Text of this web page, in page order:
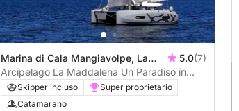
Marina di Cala Mangiavolpe, La
Maddalena, Italia
5.0(7)
Arcipelago La Maddalena Un Paradiso in
Sardegna
Skipper incluso
Super proprietario
Catamarano